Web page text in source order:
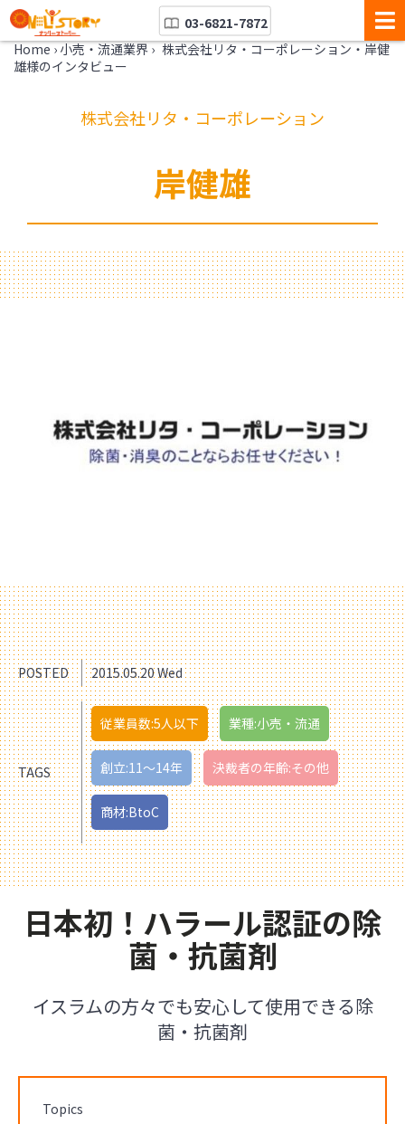
03-6821-7872
Home › 小売・流通業界 › 株式会社リタ・コーポレーション・岸健
雄様のインタビュー
株式会社リタ・コーポレーション
岸健雄
POSTED 2015.05.20 Wed
TAGS
従業員数:5人以下 業種:小売・流通
創立:11〜14年 決裁者の年齢:その他
商材:BtoC
日本初！ハラール認証の除
菌・抗菌剤
イスラムの方々でも安心して使用できる除
菌・抗菌剤
Topics